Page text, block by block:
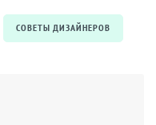
СОВЕТЫ ДИЗАЙНЕРОВ